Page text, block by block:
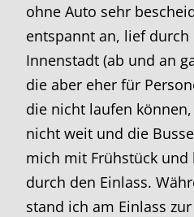
ohne Auto sehr
entspannt an, lief
Innenstadt (ab und an
die aber eher für
die nicht laufen
nicht weit und die
mich mit Frühstück und
durch den Einlass.
stand ich am Einlass